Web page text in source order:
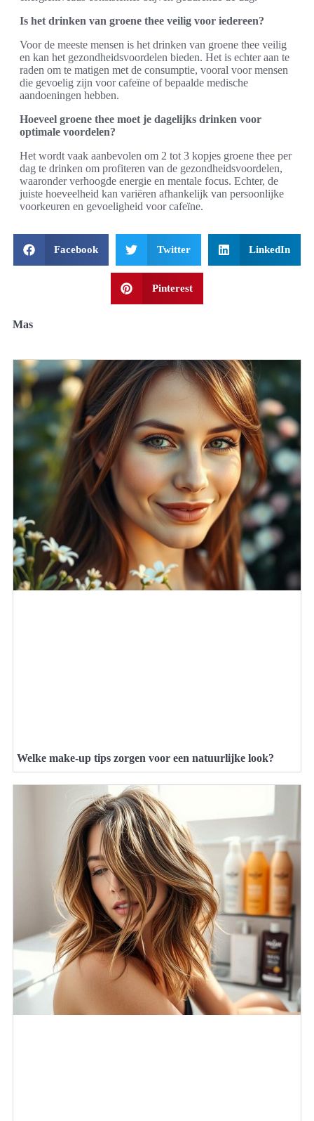
Is het drinken van groene thee veilig voor iedereen?
Voor de meeste mensen is het drinken van groene thee veilig
en kan het gezondheidsvoordelen bieden. Het is echter aan te
raden om te matigen met de consumptie, vooral voor mensen
die gevoelig zijn voor cafeïne of bepaalde medische
aandoeningen hebben.
Hoeveel groene thee moet je dagelijks drinken voor
optimale voordelen?
Het wordt vaak aanbevolen om 2 tot 3 kopjes groene thee per
dag te drinken om profiteren van de gezondheidsvoordelen,
waaronder verhoogde energie en mentale focus. Echter, de
juiste hoeveelheid kan variëren afhankelijk van persoonlijke
voorkeuren en gevoeligheid voor cafeïne.
Facebook Twitter LinkedIn
Pinterest
Mas
Welke make-up tips zorgen voor een natuurlijke look?